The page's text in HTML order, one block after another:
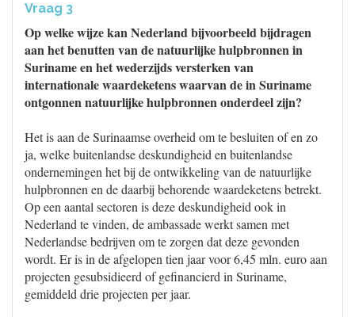
Vraag 3
Op welke wijze kan Nederland bijvoorbeeld bijdragen
aan het benutten van de natuurlijke hulpbronnen in
Suriname en het wederzijds versterken van
internationale waardeketens waarvan de in Suriname
ontgonnen natuurlijke hulpbronnen onderdeel zijn?
Het is aan de Surinaamse overheid om te besluiten of en zo
ja, welke buitenlandse deskundigheid en buitenlandse
ondernemingen het bij de ontwikkeling van de natuurlijke
hulpbronnen en de daarbij behorende waardeketens betrekt.
Op een aantal sectoren is deze deskundigheid ook in
Nederland te vinden, de ambassade werkt samen met
Nederlandse bedrijven om te zorgen dat deze gevonden
wordt. Er is in de afgelopen tien jaar voor 6,45 mln. euro aan
projecten gesubsidieerd of gefinancierd in Suriname,
gemiddeld drie projecten per jaar.